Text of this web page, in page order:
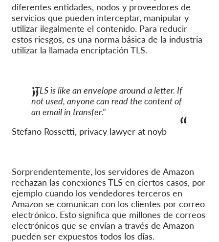
OnionShare
Medios de comunicación
Contacto
diferentes entidades, nodos y proveedores de
servicios que pueden interceptar, manipular y
utilizar ilegalmente el contenido. Para reducir
estos riesgos, es una norma básica de la industria
utilizar la llamada encriptación TLS.
“TLS is like an envelope around a letter. If
not used, anyone can read the content of
an email in transfer.”
Stefano Rossetti, privacy lawyer at noyb
Sorprendentemente, los servidores de Amazon
rechazan las conexiones TLS en ciertos casos, por
ejemplo cuando los vendedores terceros en
Amazon se comunican con los clientes por correo
electrónico. Esto significa que millones de correos
electrónicos que se envían a través de Amazon
pueden ser expuestos todos los días.